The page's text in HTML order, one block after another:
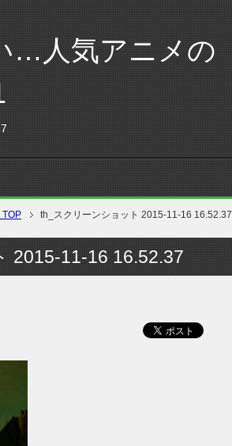
…人気アニメの
th_スクリーンショット 2015-11-16 16.52.37
2015-11-16 16.52.37